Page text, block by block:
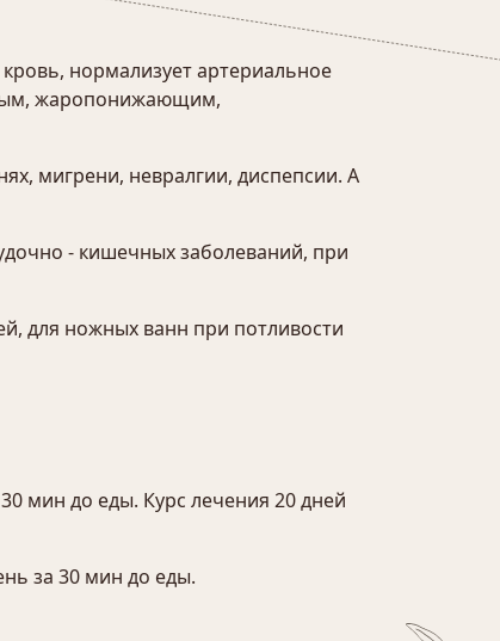
нормализует артериальное
жаропонижающим,
мигрени, невралгии, диспепсии. А
- кишечных заболеваний, при
для ножных ванн при потливости
мин до еды. Курс лечения 20 дней
за 30 мин до еды.